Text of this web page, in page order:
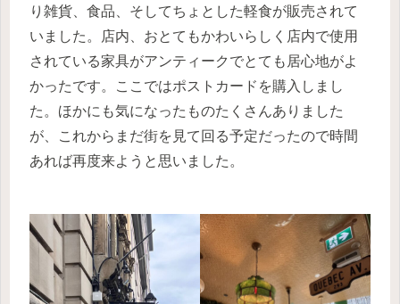
り雑貨、食品、そしてちょとした軽食が販売されて
いました。店内、おとてもかわいらしく店内で使用
されている家具がアンティークでとても居心地がよ
かったです。ここではポストカードを購入しまし
た。ほかにも気になったものたくさんありました
が、これからまだ街を見て回る予定だったので時間
あれば再度来ようと思いました。